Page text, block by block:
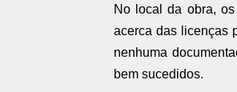
No local da obra,
acerca das licenças
nenhuma
bem sucedidos.